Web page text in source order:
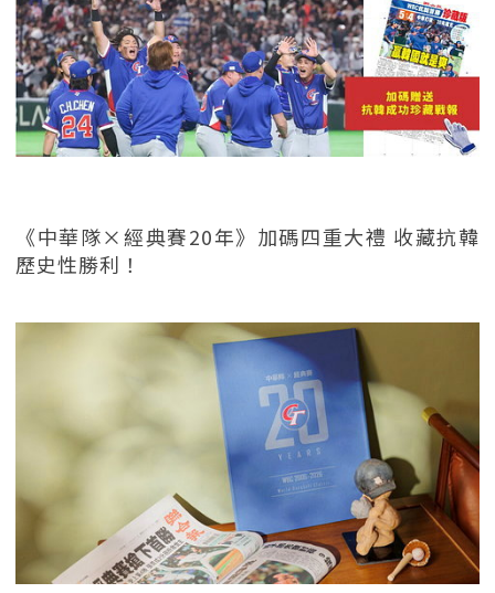
《中華隊×經典賽20年》加碼四重大禮 收藏抗韓
歷史性勝利！